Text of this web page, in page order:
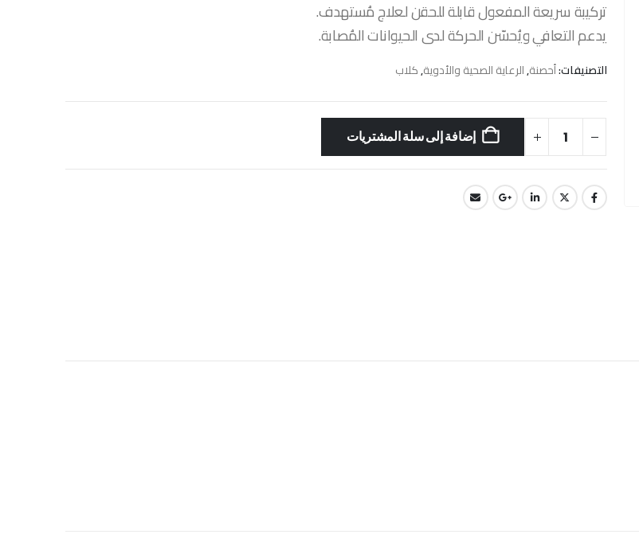
تركيبة سريعة المفعول قابلة للحقن لعلاج مُستهدف.
يدعم التعافي ويُحسّن الحركة لدى الحيوانات المُصابة.
التصنيفات:أحصنة,الرعاية الصحية والأدوية,كلاب
إضافة إلى سلة المشتريات